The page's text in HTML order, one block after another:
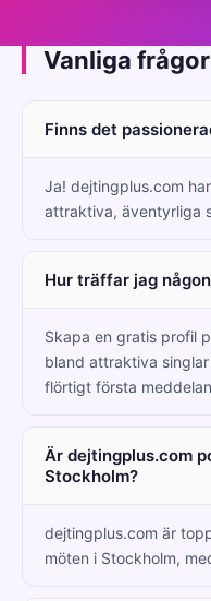
Vanliga frågor
Finns det
Ja! dejtingplus.com
attraktiva, äventyrliga
Hur träffar jag
Skapa en gratis profil
bland attraktiva
flörtigt första
Är dejtingplus.com
Stockholm?
dejtingplus.com är
möten i Stockholm,